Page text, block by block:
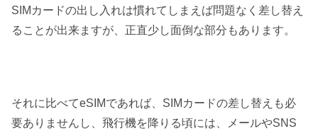
SIMカードの出し入れは慣れてしまえば問題なく差し替え
ることが出来ますが、正直少し面倒な部分もあります。
それに比べてeSIMであれば、SIMカードの差し替えも必
要ありませんし、飛行機を降りる頃には、メールやSNS